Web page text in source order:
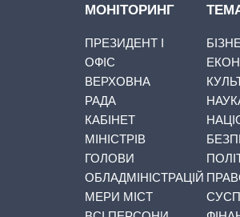
МОНІТОРИНГ
ПРЕЗИДЕНТ І
ОФІС
ВЕРХОВНА
РАДА
КАБІНЕТ
МІНІСТРІВ
ГОЛОВИ
ОБЛАДМІНІСТРАЦІЙ
МЕРИ МІСТ